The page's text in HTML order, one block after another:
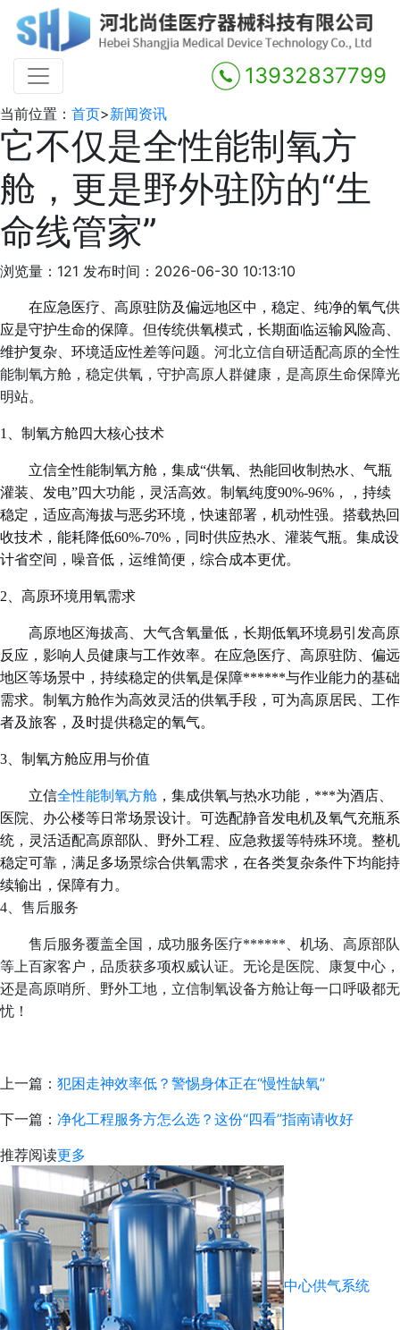
13932837799
当前位置： 首页>新闻资讯
它不仅是全性能制氧方
舱，更是野外驻防的“生
命线管家”
浏览量：121 发布时间：2026-06-30 10:13:10
在应急医疗、高原驻防及偏远地区中， 稳定、纯净的氧气供
应是守护生命的保障。 但传统供氧模式 ， 长期面临运输风险高、
维护复杂、环境适应性差等问题。 河北立信自研适配高原的全性
能制氧方舱，稳定供氧，守护高原人群健康，是高原生命保障光
明站。
1、 制氧方舱四大核心技术
立信全性能制氧方舱 ，集成“供氧、热能回收制热水、气瓶
灌装、发电”四大功能，灵活高效。制氧纯度90%-96%，
，持续
稳定，适应高海拔与恶劣环境，快速部署，机动性强。搭载热回
收技术，能耗降低60%-70%，同时供应热水、灌装气瓶。集成设
计省空间，噪音低，运维简便，综合成本更优。
2、 高原环境用氧需求
高原地区海拔高、大气含氧量低，长期低氧环境易引发高原
反应，影响人员健康与工作效率。在应急医疗、高原驻防、偏远
地区等场景中，持续稳定的供氧是保障******与作业能力的基础
需求。制氧方舱作为高效灵活的供氧手段，可为高原居民、工作
者及旅客，及时提供稳定的氧气。
3、制氧方舱应用与价值
立信全性能制氧方舱 ，集成供氧与热水功能，***为酒店、
医院、办公楼等日常场景设计。可选配静音发电机及氧气充瓶系
统，灵活适配高原部队、野外工程、应急救援等特殊环境。整机
稳定可靠，满足多场景综合供氧需求，在各类复杂条件下均能持
续输出，保障有力。
4、 售后服务
售后服务覆盖全国，成功服务医疗******、机场、高原部队
等上百家客户，品质获多项权威认证。无论是医院、康复中心，
还是高原哨所、野外工地，立信制氧设备方舱让每一口呼吸都无
忧！
上一篇： 犯困走神效率低？警惕身体正在“慢性缺氧”
下一篇： 净化工程服务方怎么选？这份“四看”指南请收好
推荐阅读更多
中心供气系统